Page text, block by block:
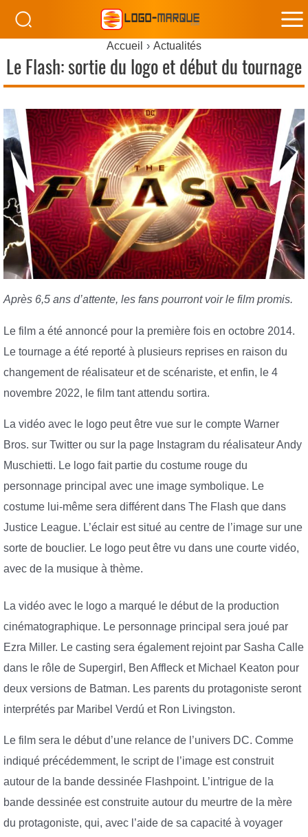
Accueil Actualités
Le Flash: sortie du logo et début du tournage
Après 6,5 ans d’attente, les fans pourront voir le film promis.
Le film a été annoncé pour la première fois en octobre 2014.
Le tournage a été reporté à plusieurs reprises en raison du
changement de réalisateur et de scénariste, et enfin, le 4
novembre 2022, le film tant attendu sortira.
La vidéo avec le logo peut être vue sur le compte Warner
Bros. sur Twitter ou sur la page Instagram du réalisateur Andy
Muschietti. Le logo fait partie du costume rouge du
personnage principal avec une image symbolique. Le
costume lui-même sera différent dans The Flash que dans
Justice League. L’éclair est situé au centre de l’image sur une
sorte de bouclier. Le logo peut être vu dans une courte vidéo,
avec de la musique à thème.
La vidéo avec le logo a marqué le début de la production
cinématographique. Le personnage principal sera joué par
Ezra Miller. Le casting sera également rejoint par Sasha Calle
dans le rôle de Supergirl, Ben Affleck et Michael Keaton pour
deux versions de Batman. Les parents du protagoniste seront
interprétés par Maribel Verdú et Ron Livingston.
Le film sera le début d’une relance de l’univers DC. Comme
indiqué précédemment, le script de l’image est construit
autour de la bande dessinée Flashpoint. L’intrigue de la
bande dessinée est construite autour du meurtre de la mère
du protagoniste, qui, avec l’aide de sa capacité à voyager